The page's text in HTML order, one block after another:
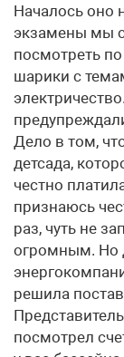
Началось оно
экзамены мы
посмотреть
шарики с
Дело в том,
детсада,
честно
признаюсь
раз, чуть не
огромным. Но
решила
посмотрел